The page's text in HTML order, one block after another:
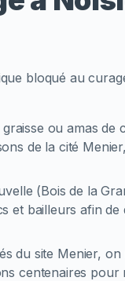
bloqué au
ou amas de
de la cité
(Bois de la
et bailleurs afin de
du site Menier,
centenaires